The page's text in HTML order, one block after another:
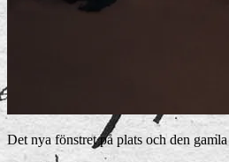
Det nya fönstret på plats och den